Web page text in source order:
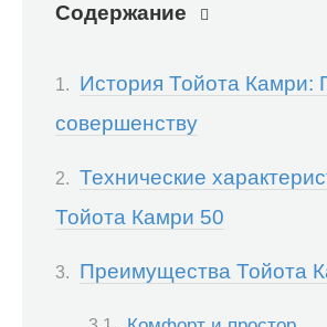
Содержание
История Тойота Камри:
совершенству
Технические
Тойота Камри 50
Преимущества Тойота